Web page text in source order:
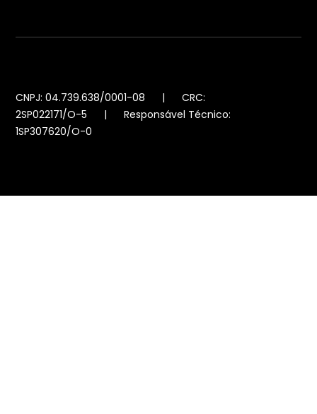
CNPJ: 04.739.638/0001-08 | CRC:
2SP022171/O-5 | Responsável Técnico:
1SP307620/O-0